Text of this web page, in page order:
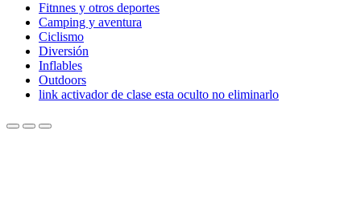
Fitnnes y otros deportes
Camping y aventura
Ciclismo
Diversión
Inflables
Outdoors
link activador de clase esta oculto no eliminarlo